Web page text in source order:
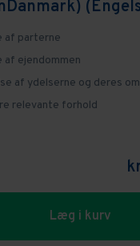
af parterne
af ejendommen
af ydelserne og deres
relevante forhold
Læg i kurv